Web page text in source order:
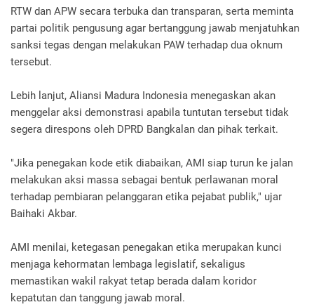
RTW dan APW secara terbuka dan transparan, serta meminta
partai politik pengusung agar bertanggung jawab menjatuhkan
sanksi tegas dengan melakukan PAW terhadap dua oknum
tersebut.
Lebih lanjut, Aliansi Madura Indonesia menegaskan akan
menggelar aksi demonstrasi apabila tuntutan tersebut tidak
segera direspons oleh DPRD Bangkalan dan pihak terkait.
"Jika penegakan kode etik diabaikan, AMI siap turun ke jalan
melakukan aksi massa sebagai bentuk perlawanan moral
terhadap pembiaran pelanggaran etika pejabat publik," ujar
Baihaki Akbar.
AMI menilai, ketegasan penegakan etika merupakan kunci
menjaga kehormatan lembaga legislatif, sekaligus
memastikan wakil rakyat tetap berada dalam koridor
kepatutan dan tanggung jawab moral.